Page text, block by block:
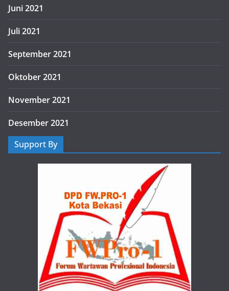
Juni 2021
Juli 2021
September 2021
Oktober 2021
November 2021
Desember 2021
Support By